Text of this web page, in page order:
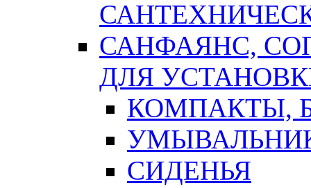
САНФАЯНС,
ДЛЯ
КОМПАКТЫ,
СИДЕНЬЯ